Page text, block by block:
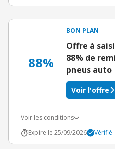
88%
BON PLAN
Offre à
88% de
pneus auto
Voir l'offre
Voir les conditions
Expire le 25/09/2026
Vérifié